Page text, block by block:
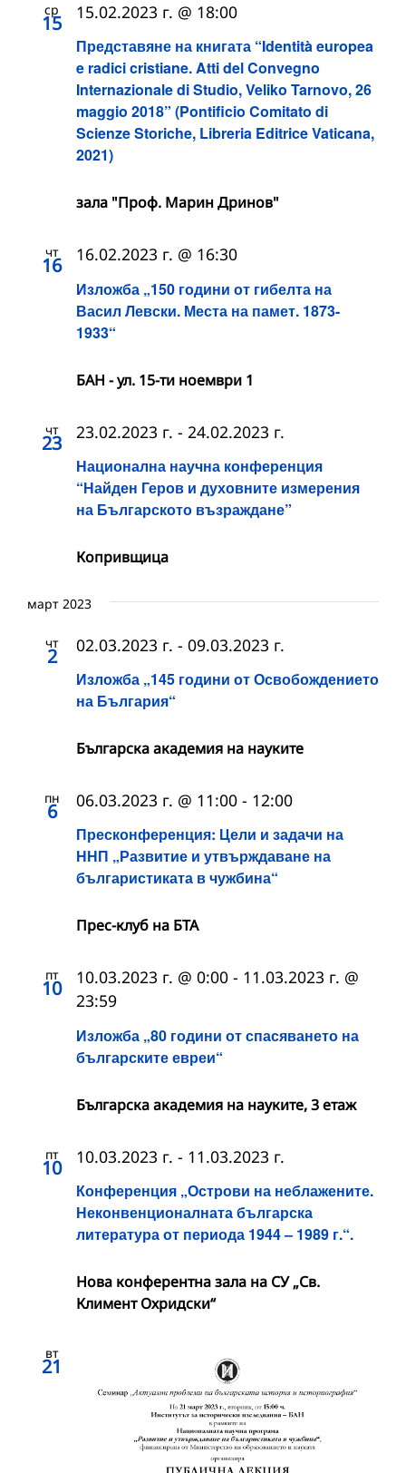
ср
15
Представяне на книгата “Identità europea
e radici cristiane. Atti del Convegno
Internazionale di Studio, Veliko Tarnovo, 26
maggio 2018” (Pontificio Comitato di
Scienze Storiche, Libreria Editrice Vaticana,
2021)
15.02.2023 г. @ 18:00
зала "Проф. Марин Дринов"
чт
16
Изложба „150 години от гибелта на
Васил Левски. Места на памет. 1873-
1933“
16.02.2023 г. @ 16:30
БАН - ул. 15-ти ноември 1
чт
23
Национална научна конференция
“Найден Геров и духовните измерения
на Българското възраждане”
23.02.2023 г. - 24.02.2023 г.
Копривщица
март 2023
чт
2
Изложба „145 години от Освобождението
на България“
02.03.2023 г. - 09.03.2023 г.
Българска академия на науките
пн
6
Пресконференция: Цели и задачи на
ННП „Развитие и утвърждаване на
българистиката в чужбина“
06.03.2023 г. @ 11:00 - 12:00
Прес-клуб на БТА
пт
10
Изложба „80 години от спасяването на
българските евреи“
10.03.2023 г. @ 0:00 - 11.03.2023 г. @
23:59
Българска академия на науките, 3 етаж
пт
10
Конференция „Острови на неблажените.
Неконвенционалната българска
литература от периода 1944 – 1989 г.“.
10.03.2023 г. - 11.03.2023 г.
Нова конферентна зала на СУ „Св.
Климент Охридски“
вт
21